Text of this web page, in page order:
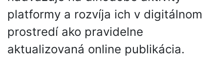
platformy a rozvíja ich v digitálnom
prostredí ako pravidelne
aktualizovaná online publikácia.